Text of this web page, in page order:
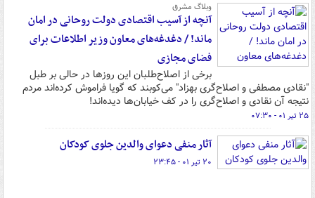
وبلاگ مشرق
آنچه از آسیب اقتصادی دولت روحانی در امان
ماند! / دغدغه‌های معاون وزیر اطلاعات برای
فضای مجازی
برخی از اصلاح‌طلبان این روزها در حالی بر طبل
"نقادی مصطفی و اصلاح‌گری بهزاد" می‌کوبند که گویا فراموش کرده‌اند مردم
نتیجه آن نقادی و اصلاح‌گری را در کف خیابان‌ها دیده‌اند!
۲۵ تیر ۰۱ - ۰۷:۳۰
آثار منفی دعوای والدین جلوی کودکان
۲۰ تیر ۰۱ - ۲۳:۴۵